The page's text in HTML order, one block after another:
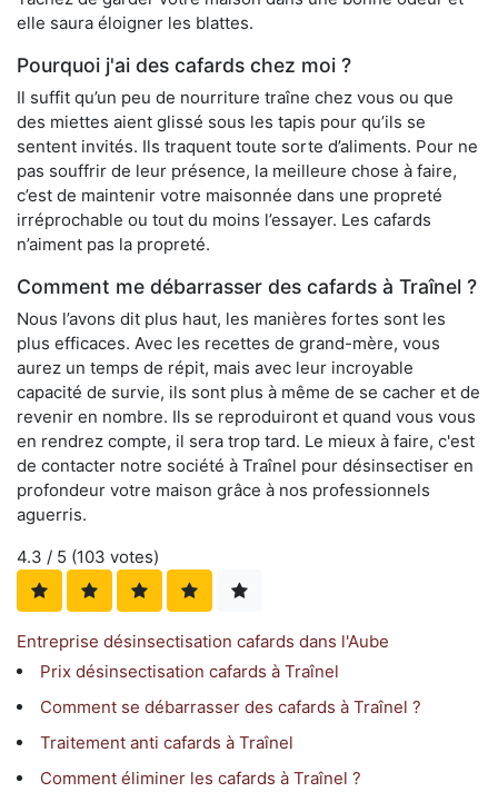
elle saura éloigner les blattes.
Pourquoi j'ai des cafards chez moi ?
Il suffit qu’un peu de nourriture traîne chez vous ou que
des miettes aient glissé sous les tapis pour qu’ils se
sentent invités. Ils traquent toute sorte d’aliments. Pour ne
pas souffrir de leur présence, la meilleure chose à faire,
c’est de maintenir votre maisonnée dans une propreté
irréprochable ou tout du moins l’essayer. Les cafards
n’aiment pas la propreté.
Comment me débarrasser des cafards à Traînel ?
Nous l’avons dit plus haut, les manières fortes sont les
plus efficaces. Avec les recettes de grand-mère, vous
aurez un temps de répit, mais avec leur incroyable
capacité de survie, ils sont plus à même de se cacher et de
revenir en nombre. Ils se reproduiront et quand vous vous
en rendrez compte, il sera trop tard. Le mieux à faire, c'est
de contacter notre société à Traînel pour désinsectiser en
profondeur votre maison grâce à nos professionnels
aguerris.
4.3 / 5 (103 votes)
Entreprise désinsectisation cafards dans l'Aube
Prix désinsectisation cafards à Traînel
Comment se débarrasser des cafards à Traînel ?
Traitement anti cafards à Traînel
Comment éliminer les cafards à Traînel ?